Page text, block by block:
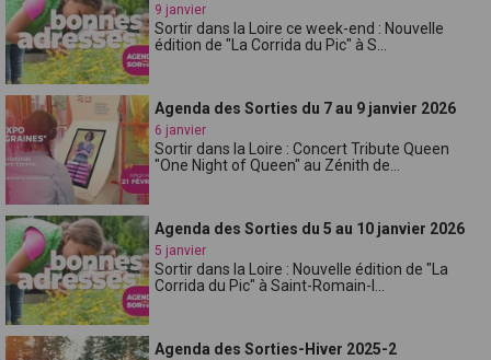
9 janvier
Sortir dans la Loire ce week-end : Nouvelle
édition de "La Corrida du Pic" à S...
Agenda des Sorties du 7 au 9 janvier 2026
6 janvier
Sortir dans la Loire : Concert Tribute Queen
"One Night of Queen" au Zénith de...
Agenda des Sorties du 5 au 10 janvier 2026
5 janvier
Sortir dans la Loire : Nouvelle édition de "La
Corrida du Pic" à Saint-Romain-l...
Agenda des Sorties-Hiver 2025-2